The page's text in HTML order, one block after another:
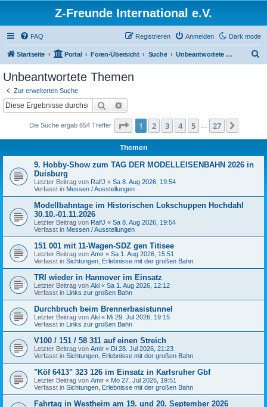
Z-Freunde International e.V.
Dark mode
FAQ Anmelden
Registrieren
Startseite Portal Foren-Übersicht Suche Unbeantwortete Themen
Unbeantwortete Themen
Zur erweiterten Suche
Suche
Die Suche ergab 654 Treffer Seite 1von 27
1 2 3 4 5 27
Themen
9. Hobby-Show zum TAG DER MODELLEISENBAHN 2026 in
Duisburg
Letzter Beitrag von RalfJ « Sa 8. Aug 2026, 19:54
Verfasst in Messen / Ausstellungen
Modellbahntage im Historischen Lokschuppen Hochdahl
30.10.-01.11.2026
Letzter Beitrag von RalfJ « Sa 8. Aug 2026, 19:54
Verfasst in Messen / Ausstellungen
151 001 mit 11-Wagen-SDZ gen Titisee
Letzter Beitrag von Amir « Sa 1. Aug 2026, 15:51
Verfasst in Sichtungen, Erlebnisse mit der großen Bahn
TRI wieder in Hannover im Einsatz
Letzter Beitrag von Aki « Sa 1. Aug 2026, 12:12
Verfasst in Links zur großen Bahn
Durchbruch beim Brennerbasistunnel
Letzter Beitrag von Aki « Mi 29. Jul 2026, 19:15
Verfasst in Links zur großen Bahn
V100 / 151 / 58 311 auf einen Streich
Letzter Beitrag von Amir « Di 28. Jul 2026, 21:23
Verfasst in Sichtungen, Erlebnisse mit der großen Bahn
"Köf 6413" 323 126 im Einsatz in Karlsruher Gbf
Letzter Beitrag von Amir « Mo 27. Jul 2026, 19:51
Verfasst in Sichtungen, Erlebnisse mit der großen Bahn
Fahrtag in Westheim am 19. und 20. September 2026